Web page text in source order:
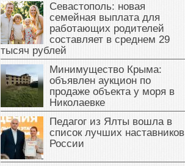
Севастополь: новая
семейная выплата для
работающих родителей
составляет в среднем 29
тысяч рублей
Минимущество Крыма:
объявлен аукцион по
продаже объекта у моря в
Николаевке
Педагог из Ялты вошла в
список лучших наставников
России